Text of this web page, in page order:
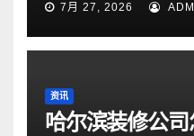
7月 27, 2026
资讯
哈尔滨装修公